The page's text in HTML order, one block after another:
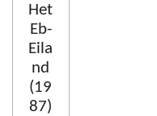
Het
Eb-
Eila
nd
(19
87)